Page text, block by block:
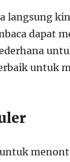
langsung
dapat
untuk